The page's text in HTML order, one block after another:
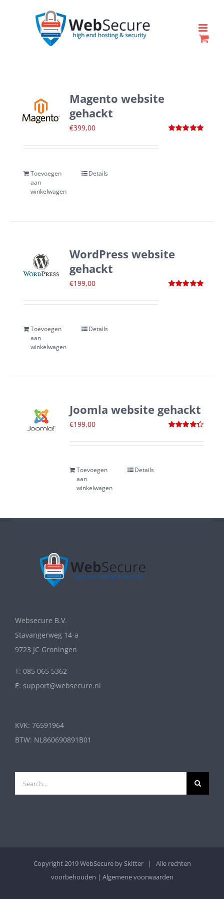
Magento website
gehackt
€399,00
Toevoegen
aan
winkelwagen
Details
WordPress website
gehackt
€199,00
Toevoegen
aan
winkelwagen
Details
Joomla website gehackt
4.33uit 5
€199,00
Toevoegen
aan
winkelwagen
Details
Websecure B.V.
Stavangerweg 14-a
9723 JC Groningen
T: 085 065 5362
E: support@websecure.nl
KVK: 76591964
BTW: NL860690891B01
for:
Copyright 2019 WebSecure bySkitter| Alle rechten
voorbehouden | Algemene voorwaarden